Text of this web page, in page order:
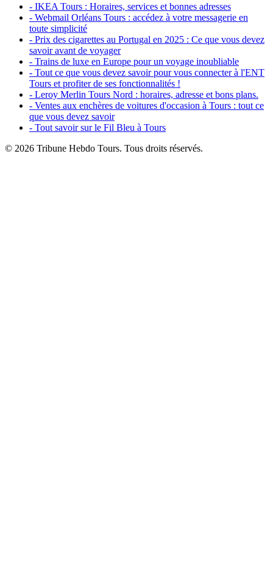
- IKEA Tours : Horaires, services et bonnes adresses
- Webmail Orléans Tours : accédez à votre messagerie en
toute simplicité
- Prix des cigarettes au Portugal en 2025 : Ce que vous devez
savoir avant de voyager
- Trains de luxe en Europe pour un voyage inoubliable
- Tout ce que vous devez savoir pour vous connecter à l'ENT
Tours et profiter de ses fonctionnalités !
- Leroy Merlin Tours Nord : horaires, adresse et bons plans.
- Ventes aux enchères de voitures d'occasion à Tours : tout ce
que vous devez savoir
- Tout savoir sur le Fil Bleu à Tours
© 2026 Tribune Hebdo Tours. Tous droits réservés.